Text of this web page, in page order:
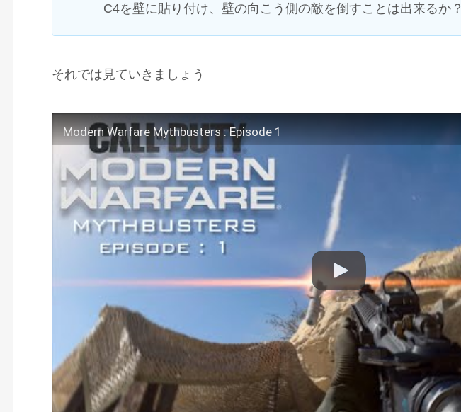
C4を壁に貼り付け、壁の向こう側の敵を倒すことは出来るか？
それでは見ていきましょう
Modern Warfare Mythbusters : Episode 1